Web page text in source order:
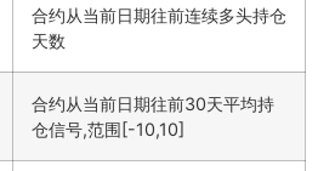
合约从当前日期往前连续多头持仓
天数
合约从当前日期往前30天平均持
仓信号,范围[-10,10]